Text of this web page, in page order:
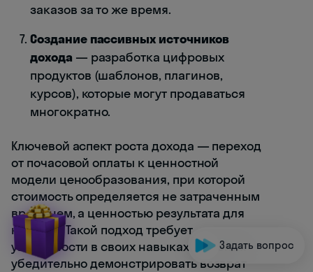
заказов за то же время.
Создание пассивных источников
дохода — разработка цифровых
продуктов (шаблонов, плагинов,
курсов), которые могут продаваться
многократно.
Ключевой аспект роста дохода — переход
от почасовой оплаты к ценностной
модели ценообразования, при которой
стоимость определяется не затраченным
временем, а ценностью результата для
клиента. Такой подход требует
уверенности в своих навыках и умения
убедительно демонстрировать возврат
Задать вопрос